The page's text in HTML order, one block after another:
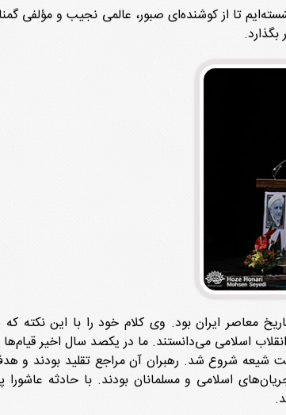
تا از کوشنده‌ای صبور، عالمی نجیب و مؤلفی
معاصر ایران بود. وی کلام خود را با این نکته
انقلاب اسلامی می‌دانستند. ما در یکصد سال اخیر
شیعه شروع شد. رهبران آن مراجع تقلید بودند و
اسلامی و مسلمانان بودند. با حادثه